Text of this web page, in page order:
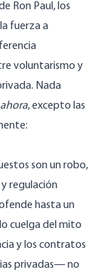
Ron Paul, los
fuerza a
voluntarismo y
Nada
ahora, excepto las
son un robo,
regulación
hasta un
cuelga del mito
y los contratos
privadas— no